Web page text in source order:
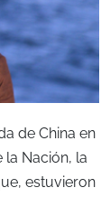
de China en
Nación, la
estuvieron